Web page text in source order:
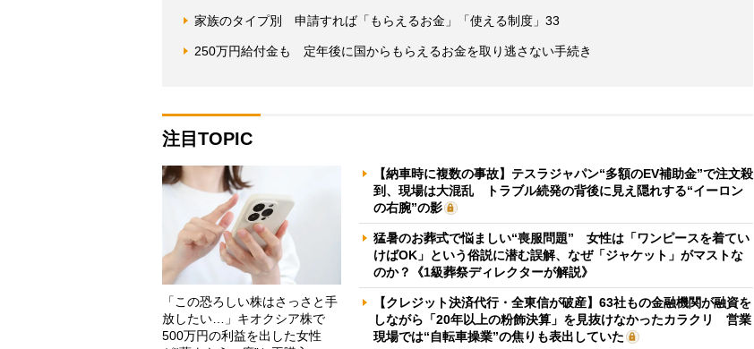
家族のタイプ別 申請すれば「もらえるお金」「使える制度」33
250万円給付金も 定年後に国からもらえるお金を取り逃さない手続き
注目TOPIC
「この恐ろしい株はさっさと手
放したい…」キオクシア株で
500万円の利益を出した女性
【納車時に複数の事故】テスラジャパン“多額のEV補助金”で注文殺
到、現場は大混乱 トラブル続発の背後に見え隠れする“イーロン
の右腕”の影
猛暑のお葬式で悩ましい“喪服問題” 女性は「ワンピースを着てい
けばOK」という俗説に潜む誤解、なぜ「ジャケット」がマストな
のか？《1級葬祭ディレクターが解説》
【クレジット決済代行・全東信が破産】63社もの金融機関が融資を
しながら「20年以上の粉飾決算」を見抜けなかったカラクリ 営業
現場では“自転車操業”の焦りも表出していた